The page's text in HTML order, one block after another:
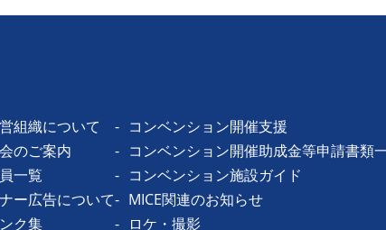
組織について
のご案内
一覧
ー広告について
ク集
コンベンション開催支援
コンベンション開催助成金等申請書類
コンベンション施設ガイド
MICE関連のお知らせ
ロケ・撮影